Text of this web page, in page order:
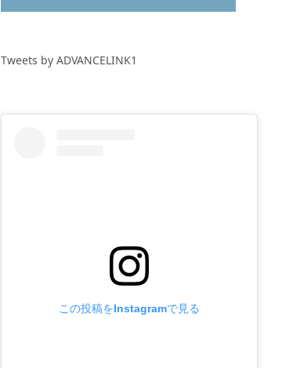
Tweets by ADVANCELINK1
この投稿をInstagramで見る